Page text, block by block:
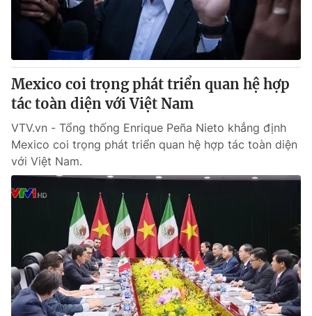
® Cấm sao chép dưới mọi hình thức nếu không có sự chấp
thuận bằng văn bản. Ghi rõ nguồn VTV.vn khi phát hành lại
thông tin từ website này.
Mexico coi trọng phát triển quan hệ hợp
tác toàn diện với Việt Nam
VTV.vn - Tổng thống Enrique Peña Nieto khẳng định
Mexico coi trọng phát triển quan hệ hợp tác toàn diện
với Việt Nam.